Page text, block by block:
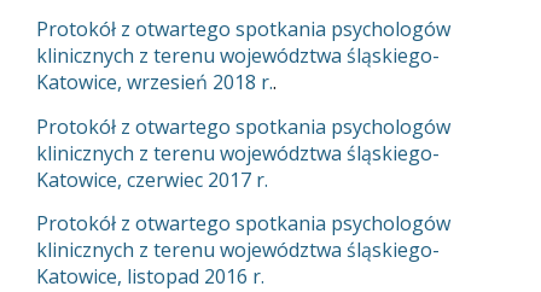
Protokół z otwartego spotkania psychologów
klinicznych z terenu województwa śląskiego-
Katowice, wrzesień 2018 r..
Protokół z otwartego spotkania psychologów
klinicznych z terenu województwa śląskiego-
Katowice, czerwiec 2017 r.
Protokół z otwartego spotkania psychologów
klinicznych z terenu województwa śląskiego-
Katowice, listopad 2016 r.